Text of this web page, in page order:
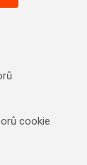
cookie